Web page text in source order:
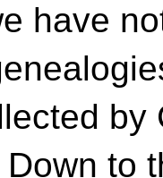
have
by
to